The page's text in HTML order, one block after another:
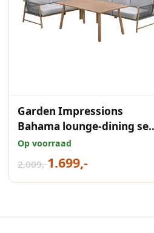
Garden Impressions
Bahama lounge-dining set
5-delig light teaklook taupe
valley sand
Op voorraad
2.009,-1.699,-